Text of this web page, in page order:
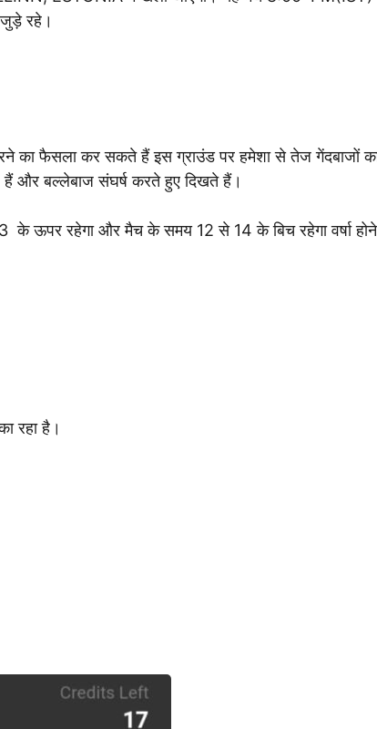
रहे।
का फैसला कर सकते हैं इस ग्राउंड पर हमेशा से तेज गेंदबाजों
हैं और बल्लेबाज संघर्ष करते हुए दिखते हैं।
के ऊपर रहेगा और मैच के समय 12 से 14 के बिच रहेगा वर्षा
रहा है।